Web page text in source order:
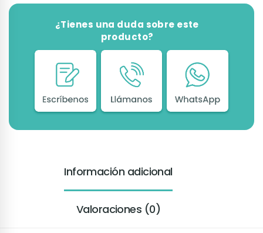
¿Tienes una duda sobre este
producto?
Información adicional
Valoraciones (0)